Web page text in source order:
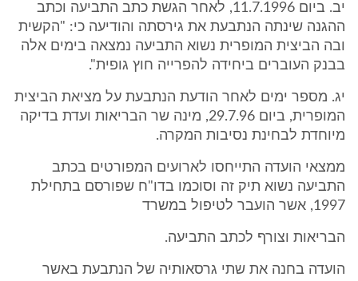
יב. ביום 11.7.1996, לאחר הגשת כתב התביעה וכתב
ההגנה שינתה הנתבעת את גירסתה והודיעה כי: "הקשית
ובה הביצית המופרית נשוא התביעה נמצאה בימים אלה
בבנק העוברים ביחידה להפרייה חוץ גופית".
יג. מספר ימים לאחר הודעת הנתבעת על מציאת הביצית
המופרית, ביום 29.7.96, מינה שר הבריאות ועדת בדיקה
מיוחדת לבחינת נסיבות המקרה.
ממצאי הועדה התייחסו לארועים המפורטים בכתב
התביעה נשוא תיק זה וסוכמו בדו"ח שפורסם בתחילת
1997, אשר הועבר לטיפול במשרד
הבריאות וצורף לכתב התביעה.
הועדה בחנה את שתי גרסאותיה של הנתבעת באשר